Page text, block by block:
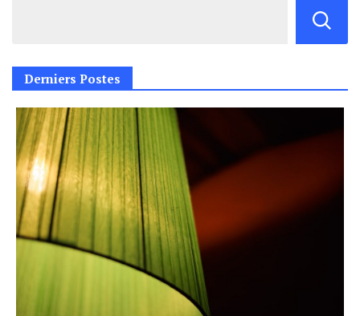
Derniers Postes